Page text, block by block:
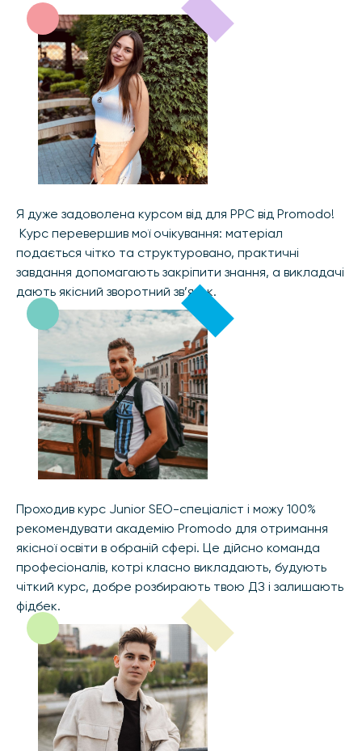
Я дуже задоволена курсом від для PPC від Promodo!
Курс перевершив мої очікування: матеріал
подається чітко та структуровано, практичні
завдання допомагають закріпити знання, а викладачі
дають якісний зворотний зв’язок.
Проходив курс Junior SEO-спеціаліст і можу 100%
рекомендувати академію Promodo для отримання
якісної освіти в обраній сфері. Це дійсно команда
професіоналів, котрі класно викладають, будують
чіткий курс, добре розбирають твою ДЗ і залишають
фідбек.